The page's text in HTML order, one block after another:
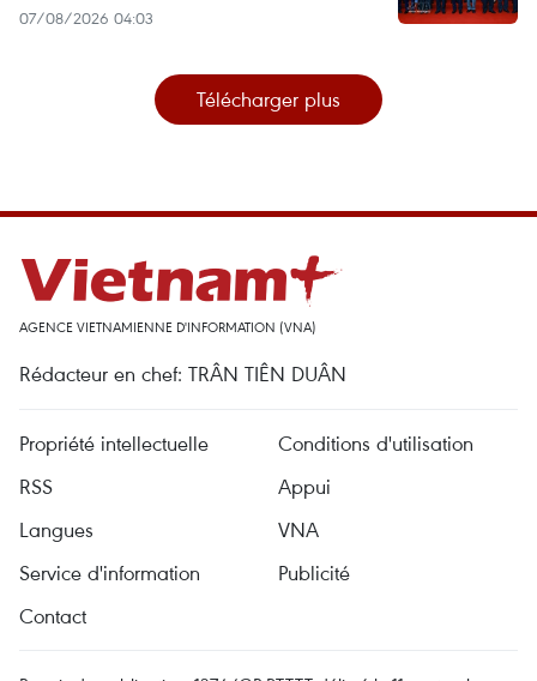
07/08/2026 04:03
Télécharger plus
AGENCE VIETNAMIENNE D'INFORMATION (VNA)
Rédacteur en chef: TRÂN TIÊN DUÂN
Propriété intellectuelle
Conditions d'utilisation
RSS
Appui
Langues
VNA
Service d'information
Publicité
Contact